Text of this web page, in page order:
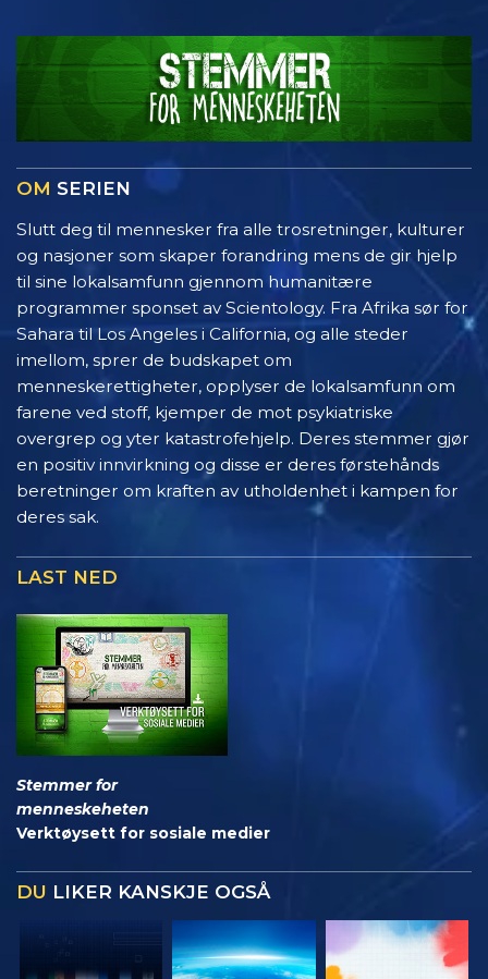
OM SERIEN
Slutt deg til mennesker fra alle trosretninger, kulturer
og nasjoner som skaper forandring mens de gir hjelp
til sine lokalsamfunn gjennom humanitære
programmer sponset av Scientology. Fra Afrika sør for
Sahara til Los Angeles i California, og alle steder
imellom, sprer de budskapet om
menneskerettigheter, opplyser de lokalsamfunn om
farene ved stoff, kjemper de mot psykiatriske
overgrep og yter katastrofehjelp. Deres stemmer gjør
en positiv innvirkning og disse er deres førstehånds
beretninger om kraften av utholdenhet i kampen for
deres sak.
LAST NED
Stemmer for
menneskeheten
Verktøysett for sosiale medier
DU LIKER KANSKJE OGSÅ